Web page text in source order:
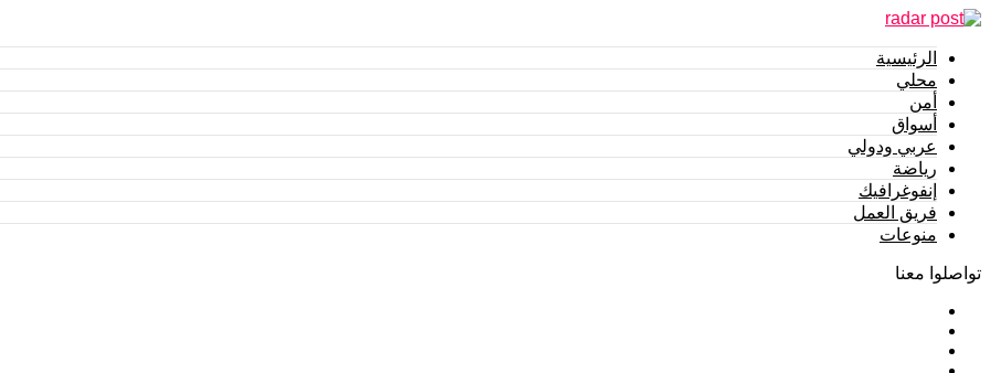
الرئيسية
محلي
أمن
أسواق
عربي ودولي
رياضة
إنفوغرافيك
فريق العمل
منوعات
تواصلوا معنا